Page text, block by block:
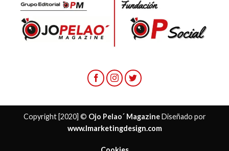
Copyright [2020] © Ojo Pelao´ MagazineDiseñado por
www.lmarketingdesign.com